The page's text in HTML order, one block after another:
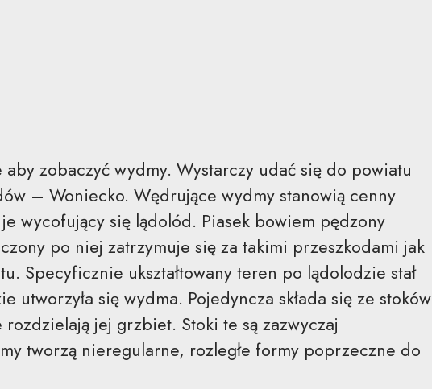
zobaczyć wydmy. Wystarczy udać się do powiatu
– Woniecko. Wędrujące wydmy stanowią cenny
wycofujący się lądolód. Piasek bowiem pędzony
po niej zatrzymuje się za takimi przeszkodami jak
Specyficznie ukształtowany teren po lądolodzie stał
utworzyła się wydma. Pojedyncza składa się ze stoków
jej grzbiet. Stoki te są zazwyczaj
tworzą nieregularne, rozległe formy poprzeczne do